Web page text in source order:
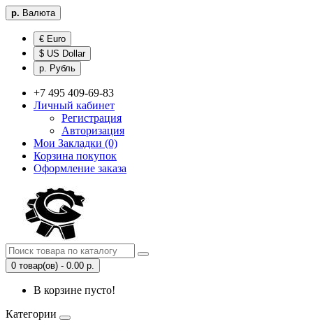
р. Валюта
€ Euro
$ US Dollar
р. Рубль
+7 495 409-69-83
Личный кабинет
Регистрация
Авторизация
Мои Закладки (0)
Корзина покупок
Оформление заказа
0 товар(ов) - 0.00 р.
В корзине пусто!
Категории